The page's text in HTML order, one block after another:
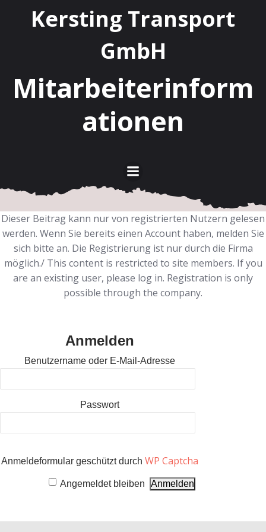
Kersting Transport
GmbH
Mitarbeiterinform
ationen
Dieser Beitrag kann nur von registrierten Nutzern gelesen
werden. Wenn Sie bereits einen Account haben, melden Sie
sich bitte an. Die Registrierung ist nur durch die Firma
möglich./ This content is restricted to site members. If you
are an existing user, please log in. Registration is only
possible through the company.
Anmelden
Benutzername oder E-Mail-Adresse
Passwort
Anmeldeformular geschützt durch WP Captcha
Angemeldet bleiben